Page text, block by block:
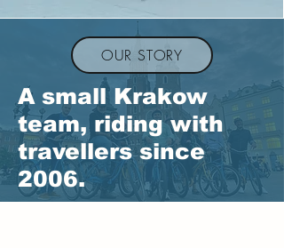
OUR STORY
A small Krakow
team, riding with
travellers since
2006.